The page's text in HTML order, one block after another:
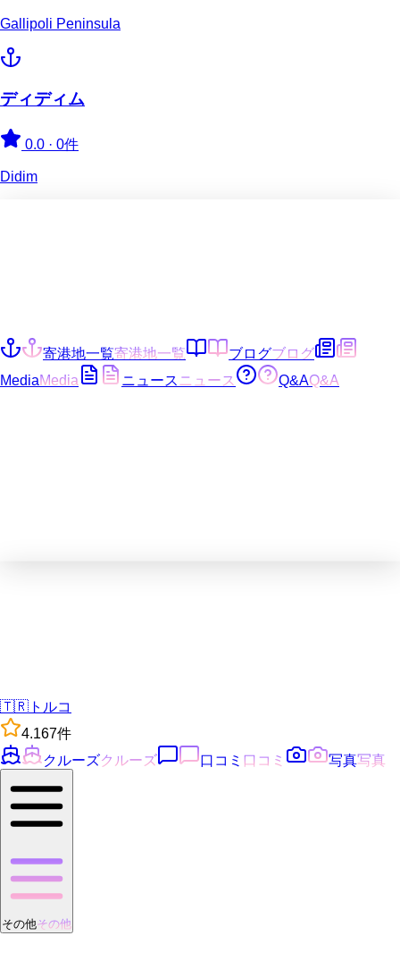
Gallipoli Peninsula
ディディム
0.0 · 0件
Didim
寄港地一覧寄港地一覧 ブログブログ
MediaMedia ニュース ニュース Q&AQ&A
🇹🇷 トルコ
4.167件
クルーズクルーズ 口コミ 口コミ 写真写真
その他その他